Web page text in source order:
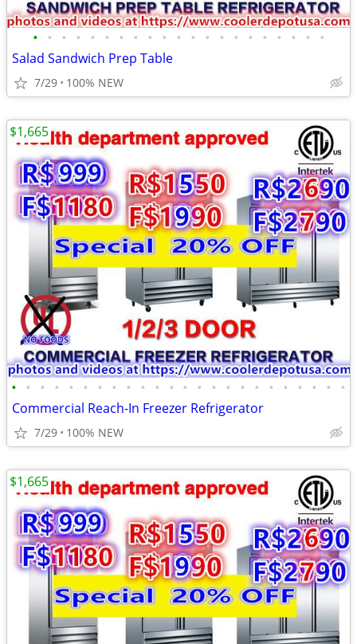
• • • • • • • • • • • • • • • • • • • • •
Salad Sandwich Prep Table
7/29 100% NEW
• • • • • • • • • • • • • • • • • • • • • • • •
Commercial Reach-In Freezer Refrigerator
7/29 100% NEW
$1,665
$1,665